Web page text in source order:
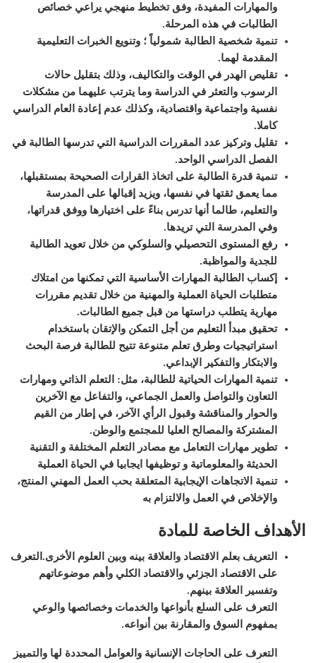
والمهارات المفيدة، وفق تخطيط منهجي يراعي خصائص
الطالبات في هذه المرحلة.
تنمية شخصية الطالبة شمولياً ؛ وتنويع الخبرات التعليمية
المقدمة لهما.
تقليص الهدر في الوقت والتكاليف، وذلك بتقليل حالات
الرسوب والتعثر في الدراسة وما يترتب عليهما من مشكلات
نفسية واجتماعية واقتصادية، وكذلك عدم إعادة العام الدراسي
كاملا.
تقليل وتركيز عدد المقررات الدراسية التي تدرسها الطالبة في
الفصل الدراسي الواحد.
تنمية قدرة الطالبة على اتخاذ القرارات الصحيحة بمستقبلها،
مما يعمق ثقتها في نفسها، ويزيد إقبالها على المدرسة
والتعليم، طالما أنها تدرس بناءً على اختيارها ووفق قدراتها،
وفي المدرسة التي تريدها.
رفع المستوى التحصيلي والسلوكي من خلال تعويد الطالبة
للجدية والمواظبة.
إكساب الطالبة المهارات الأساسية التي تمكنها من امتلاك
متطلبات الحياة العملية والمهنية من خلال تقديم مقررات
مهارية يتطلب دراستها من قبل جميع الطالبات.
تحقيق مبدأ التعليم من أجل التمكن والإتقان باستخدام
استراتيجيات وطرق تعلم متنوعة تتيح للطالبة فرصة البحث
والابتكار والتفكير الإبداعي.
تنمية المهارات الحياتية للطالبة، مثل: التعلم الذاتي ومهارات
التعاون والتواصل والعمل الجماعي، والتفاعل مع الآخرين
والحوار والمناقشة وقبول الرأي الآخر، في إطار من القيم
المشتركة والمصالح العليا للمجتمع والوطن.
تطوير مهارات التعامل مع مصادر التعلم المختلفة و التقنية
الحديثة والمعلوماتية و توظيفها ايجابيا في الحياة العملية
تنمية الاتجاهات الإيجابية المتعلقة بحب العمل المهني المنتج،
والإخلاص في العمل والالتزام به
الأهداف الخاصة للمادة
التعريف بعلم الاقتصاد والعلاقة بينه وبين العلوم الأخرى. التعرف
على الاقتصاد الجزئي والاقتصاد الكلي وأهم موضوعاتهم
وتفسير العلاقة بينهم.
التعرف على السلع بأنواعها والخدمات وخصائصها والوعي
بمفهوم السوق والمقارنة بين أنواعه.
التعرف على الحاجات الإنسانية والعوامل المحددة لها والتمييز